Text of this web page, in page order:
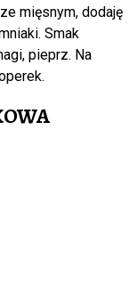
mięsnym, dodaję
Smak
pieprz. Na